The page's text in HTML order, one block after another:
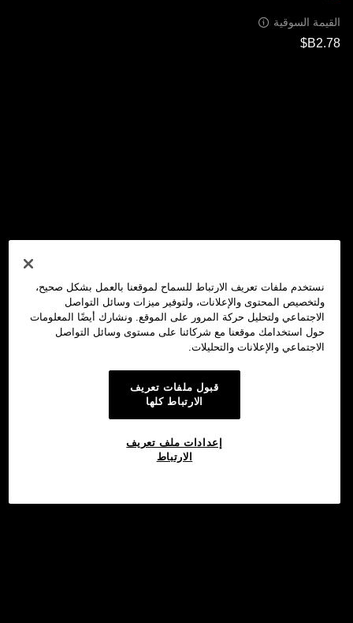
القيمة السوقية
نستخدم ملفات تعريف الارتباط للسماح لموقعنا بالعمل بشكل صحيح،
ولتخصيص المحتوى والإعلانات، ولتوفير ميزات وسائل التواصل
الاجتماعي ولتحليل حركة المرور على الموقع. ونشارك أيضًا المعلومات
حول استخدامك موقعنا مع شركائنا على مستوى وسائل التواصل
الاجتماعي والإعلانات والتحليلات.
قبول ملفات تعريف
الارتباط كلها
إعدادات ملف تعريف
الارتباط